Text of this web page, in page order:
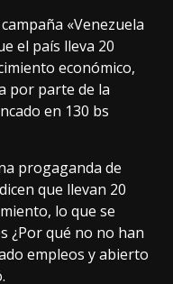
«Venezuela
el país lleva 20
económico,
por parte de la
en 130 bs
progaganda de
que llevan 20
lo que se
¿Por qué no no han
empleos y abierto